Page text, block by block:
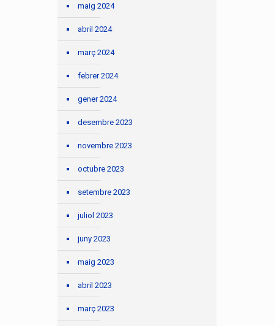
maig 2024
abril 2024
març 2024
febrer 2024
gener 2024
desembre 2023
novembre 2023
octubre 2023
setembre 2023
juliol 2023
juny 2023
maig 2023
abril 2023
març 2023